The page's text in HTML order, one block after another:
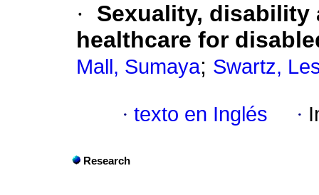
·
Sexuality, disability
healthcare for
Mall, Sumaya; Swartz,
· texto en Inglés ·
Research